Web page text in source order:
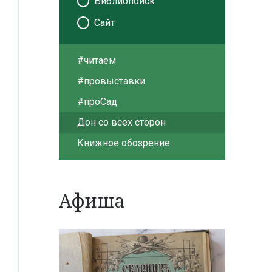
Сайт
#читаем
#провыставки
#проСад
Дон со всех сторон
Книжное обозрение
Афиша